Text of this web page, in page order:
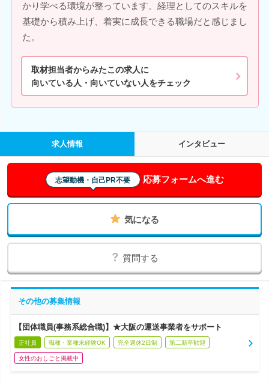
かり学べる環境が整っています。経理としてのスキルを
基礎から積み上げ、着実に成長できる職場だと感じまし
た。
取材担当者からみたこの求人に
向いている人・向いていない人をチェック
求人情報 インタビュー
志望動機・自己PR不要 応募フォームへ進む
気になる
質問する
その他の募集情報
【団体職員(事務系総合職)】★大阪の運送事業者をサポート
正社員 職種・業種未経験OK 完全週休2日制 第二新卒歓迎
女性のおしごと掲載中